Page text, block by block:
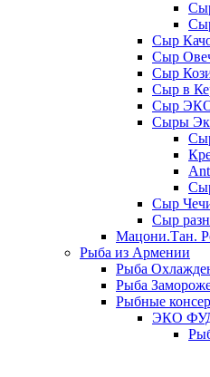
Сыр
Сыр
Сыр
Сыр в
Сыр
Сыры
Сыр
Сыр
Мацони.Тан.
Рыба из Армении
Рыба
Рыба
Рыбные
ЭКО